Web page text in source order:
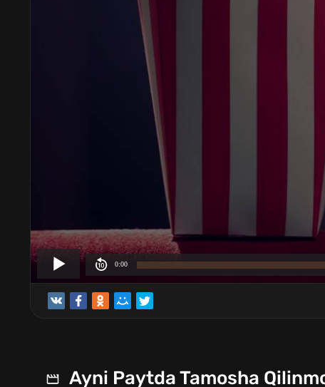
Ayni Paytda Tamosha